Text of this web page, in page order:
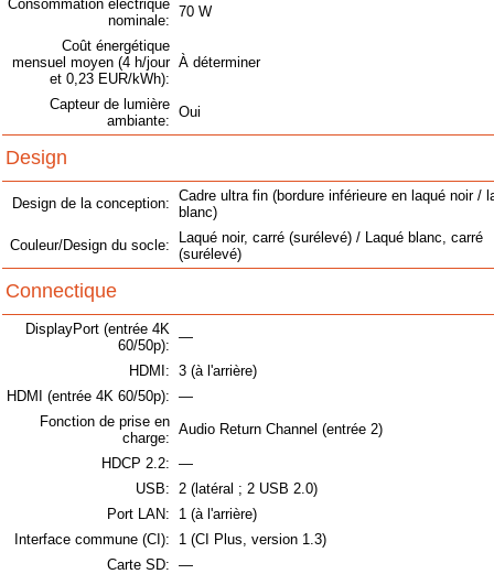
Consommation électrique
nominale:
70 W
Coût énergétique
mensuel moyen (4 h/jour
et 0,23 EUR/kWh):
À déterminer
Capteur de lumière
ambiante:
Oui
Design
Design de la conception: Cadre ultra fin (bordure inférieure en laqué noir /
blanc)
Couleur/Design du socle:
Laqué noir, carré (surélevé) / Laqué blanc, carré
(surélevé)
Connectique
DisplayPort (entrée 4K
60/50p):
—
HDMI: 3 (à l'arrière)
HDMI (entrée 4K 60/50p): —
Fonction de prise en
charge:
Audio Return Channel (entrée 2)
HDCP 2.2: —
USB: 2 (latéral ; 2 USB 2.0)
Port LAN:
1 (à l'arrière)
Interface commune (CI):
1 (CI Plus, version 1.3)
Carte SD: —